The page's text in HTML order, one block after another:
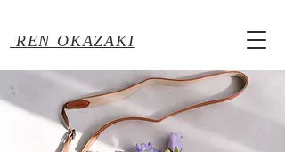
REN OKAZAKI